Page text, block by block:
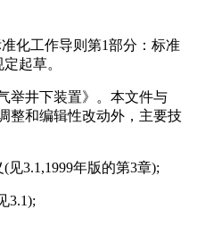
化工作导则第1部分：标准
起草。
举井下装置》。本文件与
整和编辑性改动外，主要技
3.1,1999年版的第3章);
3.1);